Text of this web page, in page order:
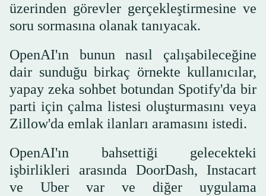
üzerinden görevler gerçekleştirmesine ve
soru sormasına olanak tanıyacak.
OpenAI'ın bunun nasıl çalışabileceğine
dair sunduğu birkaç örnekte kullanıcılar,
yapay zeka sohbet botundan Spotify'da bir
parti için çalma listesi oluşturmasını veya
Zillow'da emlak ilanları aramasını istedi.
OpenAI'ın bahsettiği gelecekteki
işbirlikleri arasında DoorDash, Instacart
ve Uber var ve diğer uygulama